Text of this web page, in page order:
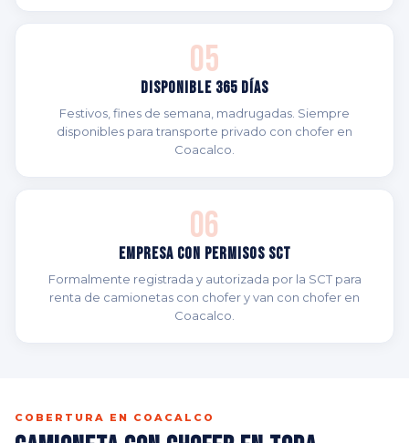
05
Disponible 365 Días
Festivos, fines de semana, madrugadas. Siempre
disponibles para transporte privado con chofer en
Coacalco.
06
Empresa con Permisos SCT
Formalmente registrada y autorizada por la SCT para
renta de camionetas con chofer y van con chofer en
Coacalco.
COBERTURA EN COACALCO